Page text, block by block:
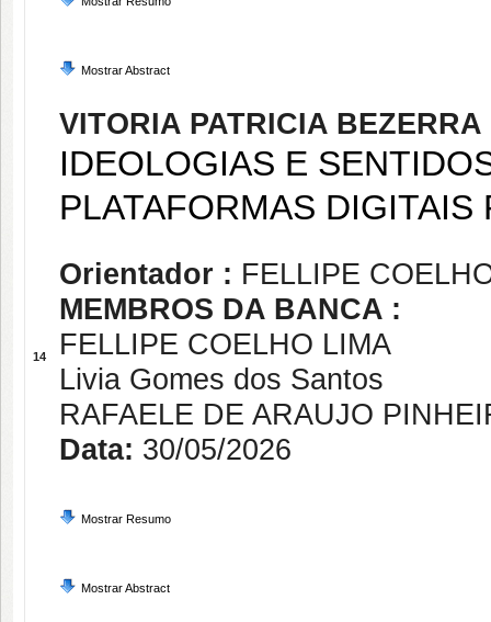
Mostrar Abstract
14
VITORIA PATRICIA BEZERRA
IDEOLOGIAS E
PLATAFORMAS DIGITAIS
Orientador : FELLIPE
MEMBROS DA BANCA :
FELLIPE COELHO LIMA
Livia Gomes dos Santos
RAFAELE DE ARAUJO
Data: 30/05/2026
Mostrar Resumo
Mostrar Abstract